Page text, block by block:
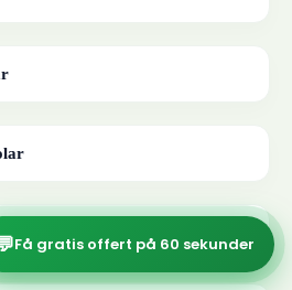
Få gratis offert på 60 sekunder